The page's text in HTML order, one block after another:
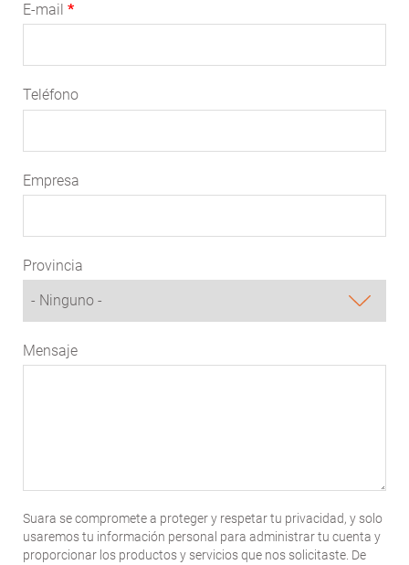
E-mail
Teléfono
Empresa
Provincia
Mensaje
Suara se compromete a proteger y respetar tu privacidad, y solo
usaremos tu información personal para administrar tu cuenta y
proporcionar los productos y servicios que nos solicitaste. De